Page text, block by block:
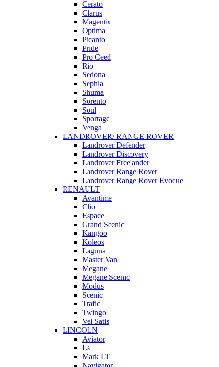
Cerato
Clarus
Magentis
Optima
Picanto
Pride
Pro Ceed
Rio
Sedona
Sephia
Shuma
Sorento
Soul
Sportage
Venga
LANDROVER/ RANGE ROVER
Landrover Defender
Landrover Discovery
Landrover Freelander
Landrover Range Rover
Landrover Range Rover Evoque
RENAULT
Avantime
Clio
Espace
Grand Scenic
Kangoo
Koleos
Laguna
Master Van
Megane
Megane Scenic
Modus
Scenic
Trafic
Twingo
Vel Satis
LINCOLN
Aviator
Ls
Mark LT
Navigator